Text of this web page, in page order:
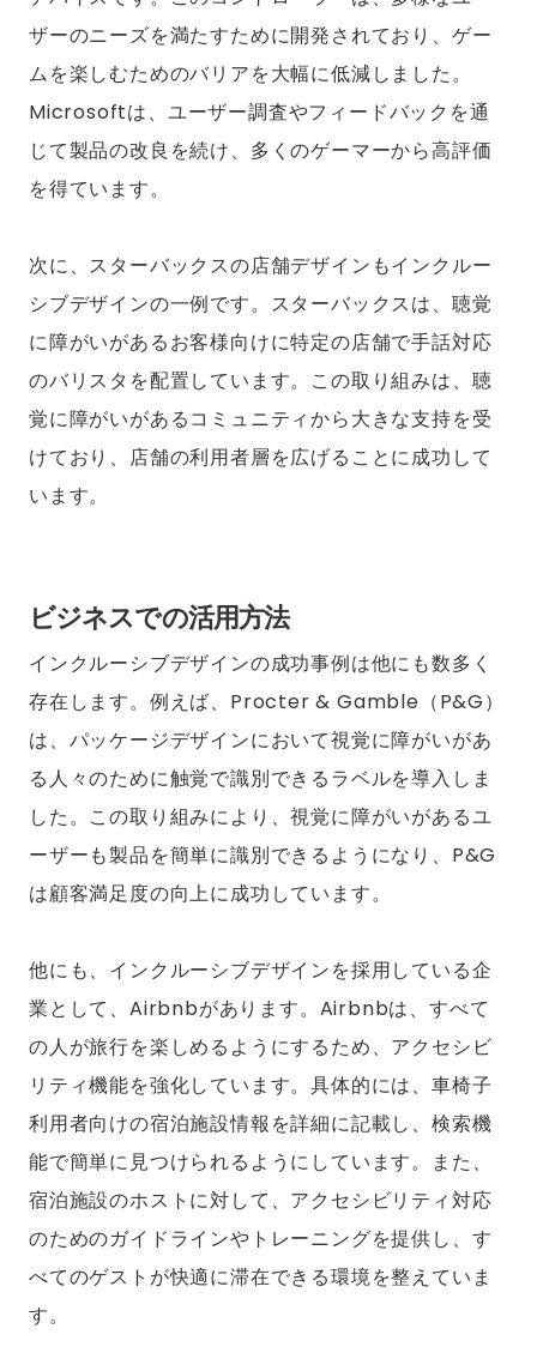
ザーのニーズを満たすために開発されており、ゲー
ムを楽しむためのバリアを大幅に低減しました。
Microsoftは、ユーザー調査やフィードバックを通
じて製品の改良を続け、多くのゲーマーから高評価
を得ています。
次に、スターバックスの店舗デザインもインクルー
シブデザインの一例です。スターバックスは、聴覚
に障がいがあるお客様向けに特定の店舗で手話対応
のバリスタを配置しています。この取り組みは、聴
覚に障がいがあるコミュニティから大きな支持を受
けており、店舗の利用者層を広げることに成功して
います。
ビジネスでの活用方法
インクルーシブデザインの成功事例は他にも数多く
存在します。例えば、Procter & Gamble（P&G）
は、パッケージデザインにおいて視覚に障がいがあ
る人々のために触覚で識別できるラベルを導入しま
した。この取り組みにより、視覚に障がいがあるユ
ーザーも製品を簡単に識別できるようになり、P&G
は顧客満足度の向上に成功しています。
他にも、インクルーシブデザインを採用している企
業として、Airbnbがあります。Airbnbは、すべて
の人が旅行を楽しめるようにするため、アクセシビ
リティ機能を強化しています。具体的には、車椅子
利用者向けの宿泊施設情報を詳細に記載し、検索機
能で簡単に見つけられるようにしています。また、
宿泊施設のホストに対して、アクセシビリティ対応
のためのガイドラインやトレーニングを提供し、す
べてのゲストが快適に滞在できる環境を整えていま
す。